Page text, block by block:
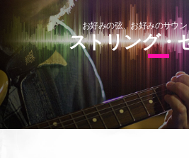
お好みの弦、お好みのサウ
ストリング・